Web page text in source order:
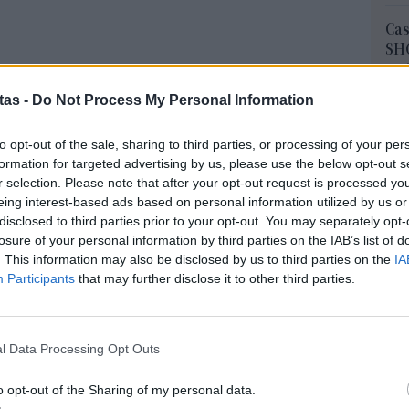
- Do Not Process My Personal Information
opt-out of the sale, sharing to third parties, or processing of your
for targeted advertising by us, please use the below opt-out
selection. Please note that after your opt-out request is processed
interest-based ads based on personal information utilized by us
to third parties prior to your opt-out. You may separately
of your personal information by third parties on the IAB’s list of
This information may also be disclosed by us to third parties on the
Participants that may further disclose it to other third parties.
Data Processing Opt Outs
opt-out of the Sharing of my personal data.
για το 2025
στις ακτές Gold Coast και Sunshine Coast,
φυσικές ομορφιές με μια ζωντανή αστική
να εξερευνήσουν ένα καταφύγιο κοάλα και
τα
οι